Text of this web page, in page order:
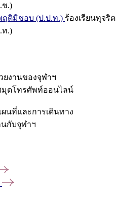
ช.)
ฤติมิชอบ (ป.ป.ท.) ร้องเรียนทุจริต
ท.)
ยงานของจุฬาฯ
มุดโทรศัพท์ออนไลน์
ผนที่และการเดินทาง
นกับจุฬาฯ